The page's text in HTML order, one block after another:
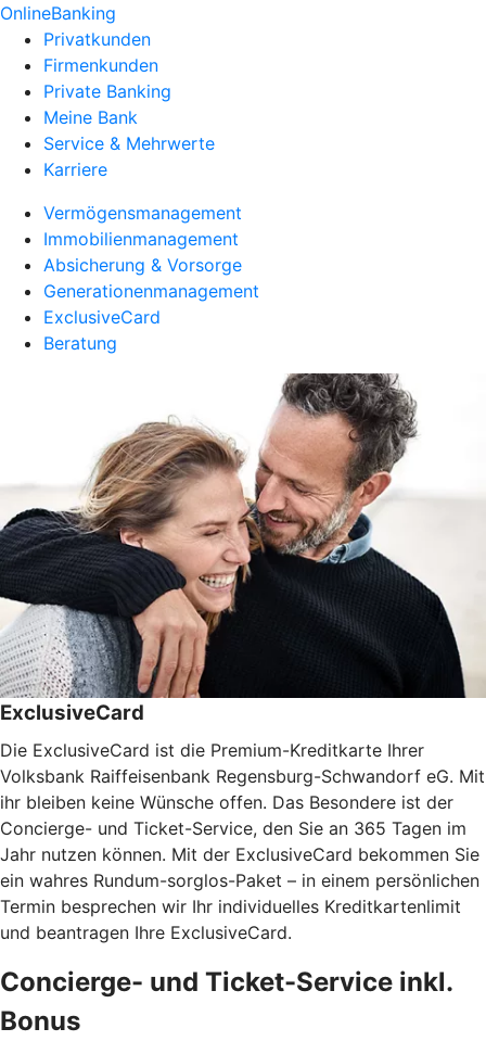
OnlineBanking
Privatkunden
Firmenkunden
Private Banking
Meine Bank
Service & Mehrwerte
Karriere
Vermögensmanagement
Immobilienmanagement
Absicherung & Vorsorge
Generationenmanagement
ExclusiveCard
Beratung
ExclusiveCard
Die ExclusiveCard ist die Premium-Kreditkarte Ihrer
Volksbank Raiffeisenbank Regensburg-Schwandorf eG. Mit
ihr bleiben keine Wünsche offen. Das Besondere ist der
Concierge- und Ticket-Service, den Sie an 365 Tagen im
Jahr nutzen können. Mit der ExclusiveCard bekommen Sie
ein wahres Rundum-sorglos-Paket – in einem persönlichen
Termin besprechen wir Ihr individuelles Kreditkartenlimit
und beantragen Ihre ExclusiveCard.
Concierge- und Ticket-Service inkl.
Bonus